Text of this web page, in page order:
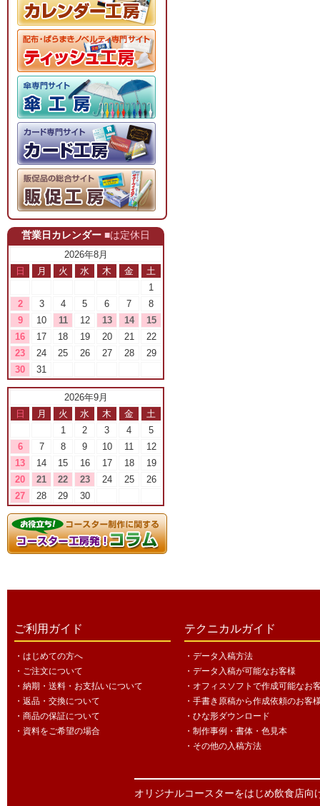
営業日カレンダー ■は定休日
2026年8月
日
月 火 水 木 金
土
1
2
3 4 5 6 7
8
9
10 11 12 13 14
15
16
17 18 19 20 21
22
23
24 25 26 27 28
29
30
31
2026年9月
日
月 火 水 木 金
土
1
2 3 4
5
6
7 8 9 10 11
12
13
14 15 16 17 18
19
20
21 22 23 24 25
26
27
28 29 30
ご利用ガイド
・はじめての方へ
・ご注文について
・納期・送料・お支払いについて
・返品・交換について
・商品の保証について
・資料をご希望の場合
テクニカルガイド
・データ入稿方法
・データ入稿が可能なお客様
・オフィスソフトで作成可能なお
・手書き原稿から作成依頼のお客
・ひな形ダウンロード
・制作事例・書体・色見本
・その他の入稿方法
オリジナルコースターをはじめ飲食店